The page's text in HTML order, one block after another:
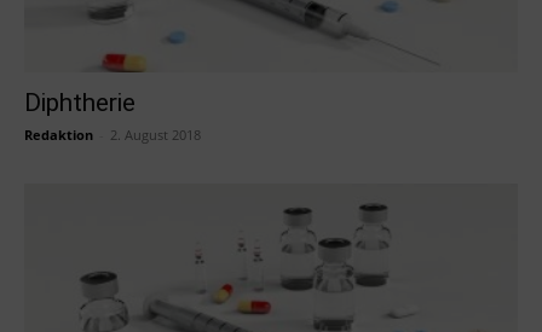
Diphtherie
Redaktion 2. August 2018